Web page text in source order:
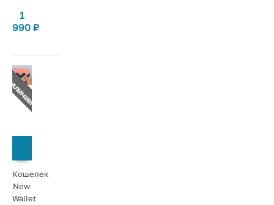
1
990 ₽
Кошелек
New
Wallet